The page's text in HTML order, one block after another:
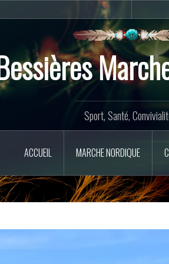
Nordique
Sport, Santé,
ACCUEIL MARCHE NORDIQUE